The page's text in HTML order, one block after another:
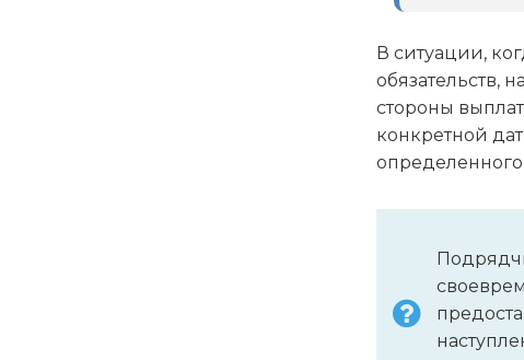
В ситуации,
обязательств,
стороны
конкретной